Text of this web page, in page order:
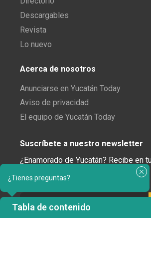
¿Tienes preguntas?
Tabla de contenido
Descargables
Revista
Lo nuevo
Acerca de nosotros
Anunciarse en Yucatán Today
Aviso de privacidad
El equipo de Yucatán Today
Suscríbete a nuestro newsletter
¿Enamorado de Yucatán? Recibe en